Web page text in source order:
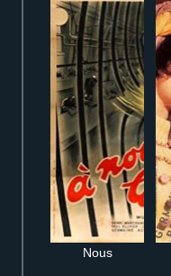
Nous